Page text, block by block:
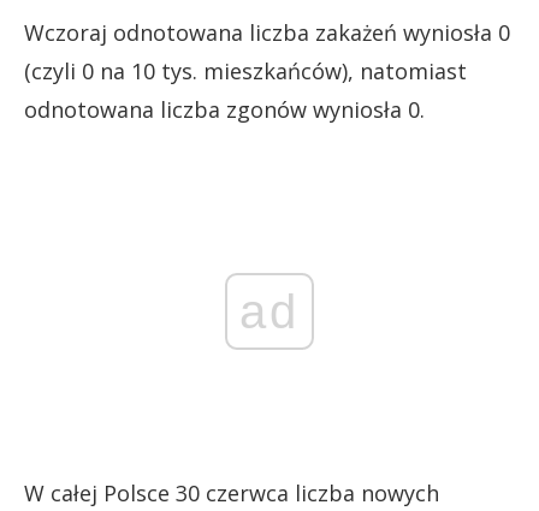
Wczoraj odnotowana liczba zakażeń wyniosła 0
(czyli 0 na 10 tys. mieszkańców), natomiast
odnotowana liczba zgonów wyniosła 0.
ad
W całej Polsce 30 czerwca liczba nowych